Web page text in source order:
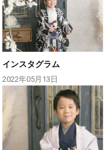
インスタグラム
2022年05月13日